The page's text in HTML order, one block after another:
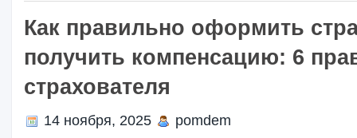
Как правильно оформить
получить компенсацию: 6
страхователя
14 ноября, 2025 pomdem